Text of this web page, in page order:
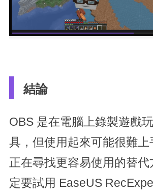
結論
OBS 是在電腦上錄製遊戲
具，但使用起來可能很難上
正在尋找更容易使用的替代
定要試用 EaseUS